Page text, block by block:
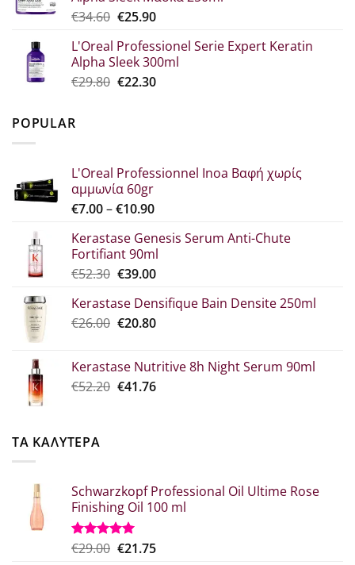
€23.00.
€34.60 Original
was:
€34.60.
€25.90Η
τιμή
είναι:
€25.90.
L'Oreal Professionel Serie Expert Keratin
Alpha Sleek 300ml
€29.80 Original
€22.30Η
POPULAR
L'Oreal Professionnel Inoa Βαφή χωρίς
αμμωνία 60gr
€7.00–€10.90Price
€7.00
through
€10.90
Kerastase Genesis Serum Anti-Chute
Fortifiant 90ml
€52.30 Original
was:
€52.30.
€39.00Η
τιμή
είναι:
Kerastase Densifique Bain Densite 250ml
€26.00 Original
€26.00.
€20.80Η
είναι:
€20.80.
Kerastase Nutritive 8h Night Serum 90ml
€52.20 Original
€41.76Η
ΤΑ ΚΑΛΥΤΕΡΑ
Schwarzkopf Professional Oil Ultime Rose
Finishing Oil 100 ml
Βαθμολογήθηκε
€29.00 Original
€21.75Η